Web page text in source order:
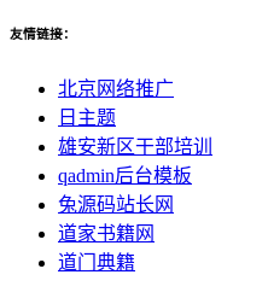
友情链接：
北京网络推广
日主题
雄安新区干部培训
qadmin后台模板
兔源码站长网
道家书籍网
道门典籍